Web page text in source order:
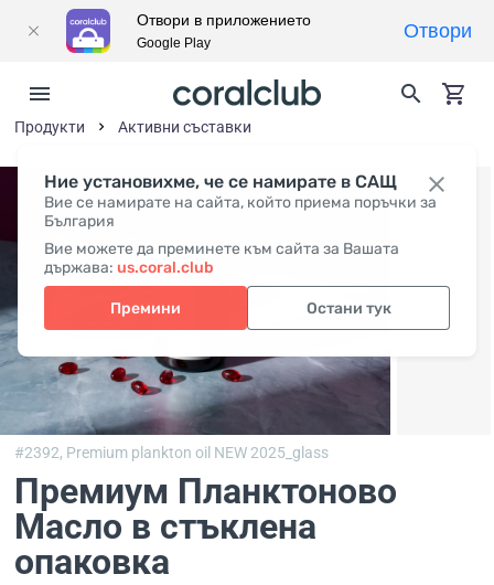
Ние установихме, че се намирате в САЩ
Вие се намирате на сайта, който приема поръчки за
България
Вие можете да преминете към сайта за Вашата
държава: us.coral.club
Премини Остани тук
Продукти Активни съставки
#2392, Premium plankton oil NEW 2025_glass
Премиум Планктоново
Масло в стъклена
опаковка
Отвори в приложението
Google Play
Отвори